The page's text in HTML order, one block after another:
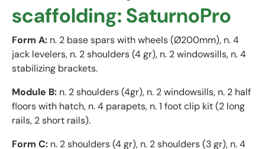
scaffolding: SaturnoPro
Form A: n. 2 base spars with wheels (Ø200mm), n. 4
jack levelers, n. 2 shoulders (4 gr), n. 2 windowsills, n. 4
stabilizing brackets.
Module B: n. 2 shoulders (4gr), n. 2 windowsills, n. 2 half
floors with hatch, n. 4 parapets, n. 1 foot clip kit (2 long
rails, 2 short rails).
Form C: n. 2 shoulders (4 gr), n. 2 shoulders (3 gr), n. 4